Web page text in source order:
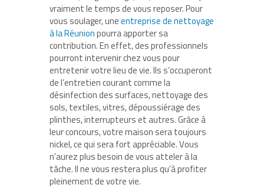
vraiment le temps de vous reposer. Pour
vous soulager, uneentreprise de nettoyage
à la Réunionpourra apporter sa
contribution. En effet, des professionnels
pourront intervenir chez vous pour
entretenir votre lieu de vie. Ils s’occuperont
de l’entretien courant comme la
désinfection des surfaces, nettoyage des
sols, textiles, vitres, dépoussiérage des
plinthes, interrupteurs et autres. Grâce à
leur concours, votre maison sera toujours
nickel, ce qui sera fort appréciable. Vous
n’aurez plus besoin de vous atteler à la
tâche. Il ne vous restera plus qu’à profiter
pleinement de votre vie.